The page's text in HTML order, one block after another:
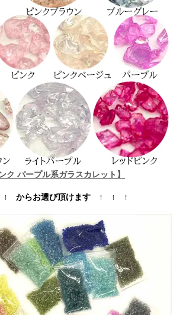
ンク パープル系ガラスカレット】
からお選び頂けます ↑ ↑ ↑